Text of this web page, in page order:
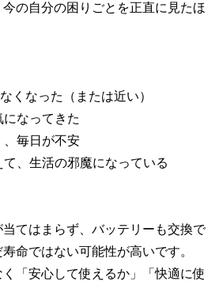
の自分の困りごとを正直に見たほ
くなった（または近い）
になってきた
、毎日が不安
て、生活の邪魔になっている
てはまらず、バッテリーも交換で
命ではない可能性が高いです。
く「安心して使えるか」「快適に使